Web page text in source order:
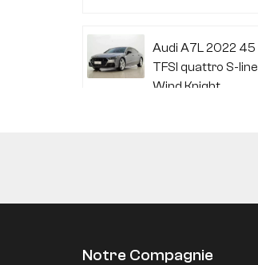
Audi A7L 2022 45
TFSI quattro S-line
Wind Knight
Notre Compagnie